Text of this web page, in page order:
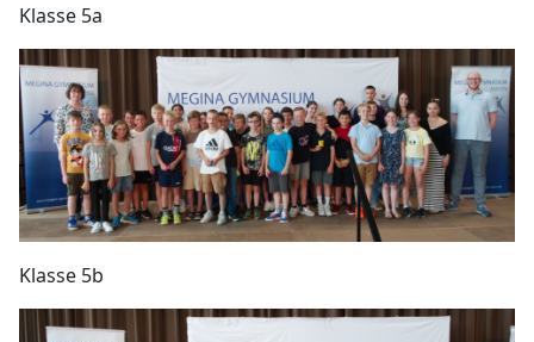
Klasse 5a
Klasse 5b